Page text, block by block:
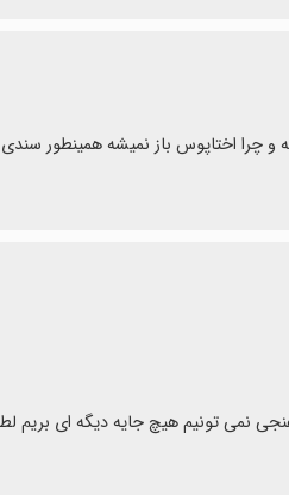
چرا اختاپوس باز نمیشه همینطور
نمی تونیم هیچ جایه دیگه ای بریم